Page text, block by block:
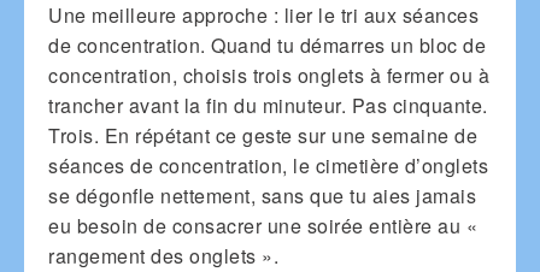
Une meilleure approche : lier le tri aux séances
de concentration. Quand tu démarres un bloc de
concentration, choisis trois onglets à fermer ou à
trancher avant la fin du minuteur. Pas cinquante.
Trois. En répétant ce geste sur une semaine de
séances de concentration, le cimetière d’onglets
se dégonfle nettement, sans que tu aies jamais
eu besoin de consacrer une soirée entière au «
rangement des onglets ».